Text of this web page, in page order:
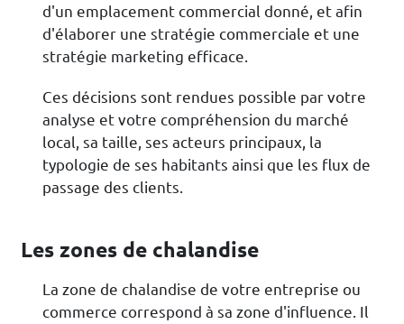
d'un emplacement commercial donné, et afin
d'élaborer une stratégie commerciale et une
stratégie marketing efficace.
Ces décisions sont rendues possible par votre
analyse et votre compréhension du marché
local, sa taille, ses acteurs principaux, la
typologie de ses habitants ainsi que les flux de
passage des clients.
Les zones de chalandise
La zone de chalandise de votre entreprise ou
commerce correspond à sa zone d'influence. Il